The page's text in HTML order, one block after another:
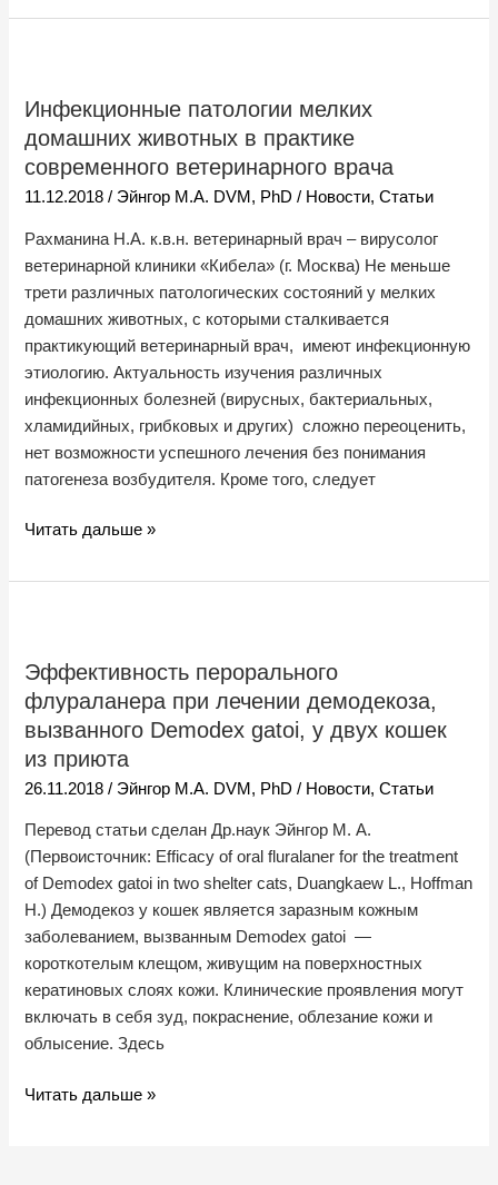
Инфекционные патологии мелких
домашних животных в практике
современного ветеринарного врача
11.12.2018/ Эйнгор М.А. DVM, PhD/ Новости,Статьи
Рахманина Н.А. к.в.н. ветеринарный врач – вирусолог
ветеринарной клиники «Кибела» (г. Москва) Не меньше
трети различных патологических состояний у мелких
домашних животных, с которыми сталкивается
практикующий ветеринарный врач, имеют инфекционную
этиологию. Актуальность изучения различных
инфекционных болезней (вирусных, бактериальных,
хламидийных, грибковых и других) сложно переоценить,
нет возможности успешного лечения без понимания
патогенеза возбудителя. Кроме того, следует
мелких
домашних
животных
в
современного
ветеринарного
врача
Читать дальше »
Эффективность перорального
флураланера при лечении демодекоза,
вызванного Demodex gatoi, у двух кошек
из приюта
26.11.2018/ Эйнгор М.А. DVM, PhD/ Новости,Статьи
Перевод статьи сделан Др.наук Эйнгор М. А.
(Первоисточник: Efficacy of oral fluralaner for the treatment
of Demodex gatoi in two shelter cats, Duangkaew L., Hoffman
H.) Демодекоз у кошек является заразным кожным
заболеванием, вызванным Demodex gatoi —
короткотелым клещом, живущим на поверхностных
кератиновых слоях кожи. Клинические проявления могут
включать в себя зуд, покраснение, облезание кожи и
облысение. Здесь
флураланера
при
лечении
демодекоза,
вызванного
gatoi,
у
двух
кошек
из
приюта
Читать дальше »